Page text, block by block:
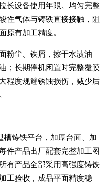
长设备使用年限。均匀完整
性气体与铸铁直接接触，阻
原有加工精度。
粉尘、铁屑，擦干水渍油
；长期停机闲置时完整覆膜
程度规避锈蚀损伤，减少后
槽铸铁平台，加厚台面、加
件产品出厂配套完整加工图
有产品全部采用高强度铸铁
工验收，成品平面精度稳